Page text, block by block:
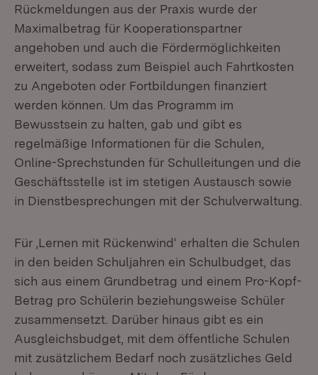
Rückmeldungen aus der Praxis wurde der
Maximalbetrag für Kooperationspartner
angehoben und auch die Fördermöglichkeiten
erweitert, sodass zum Beispiel auch Fahrtkosten
zu Angeboten oder Fortbildungen finanziert
werden können. Um das Programm im
Bewusstsein zu halten, gab und gibt es
regelmäßige Informationen für die Schulen,
Online-Sprechstunden für Schulleitungen und die
Geschäftsstelle ist im stetigen Austausch sowie
in Dienstbesprechungen mit der Schulverwaltung.
Für ‚Lernen mit Rückenwind‘ erhalten die Schulen
in den beiden Schuljahren ein Schulbudget, das
sich aus einem Grundbetrag und einem Pro-Kopf-
Betrag pro Schülerin beziehungsweise Schüler
zusammensetzt. Darüber hinaus gibt es ein
Ausgleichsbudget, mit dem öffentliche Schulen
mit zusätzlichem Bedarf noch zusätzliches Geld